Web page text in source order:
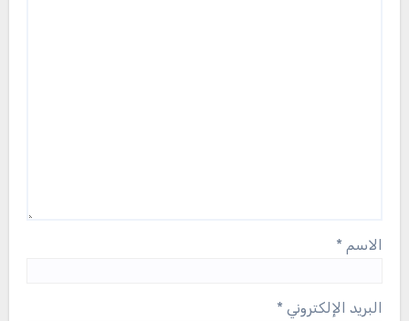
الاسم *
البريد الإلكتروني *